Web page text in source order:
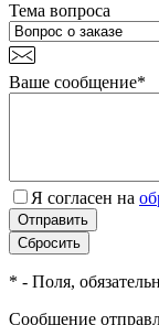
Тема вопроса
Ваше сообщение*
Я согласен на
* - Поля,
Сообщение